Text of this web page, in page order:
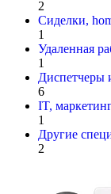
2
Сиделки,
1
Удаленная
1
Диспетчеры
6
IT,
1
Другие
2